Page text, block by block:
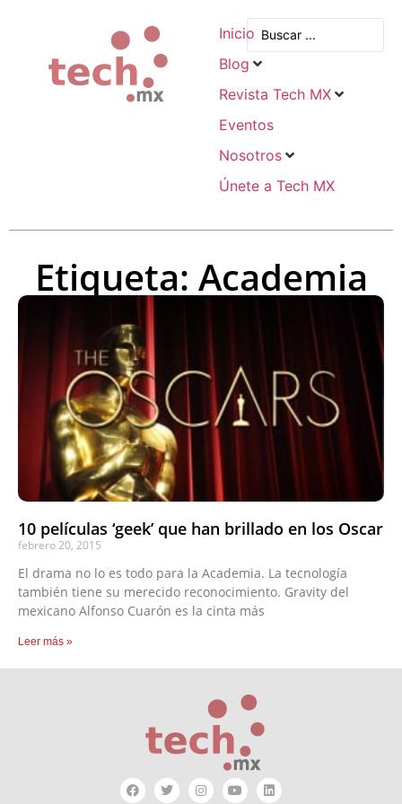
Inicio
Blog
Revista Tech MX
Eventos
Nosotros
Únete a Tech MX
Etiqueta: Academia
10 películas ‘geek’ que han brillado en los Oscar
febrero 20, 2015
El drama no lo es todo para la Academia. La tecnología
también tiene su merecido reconocimiento. Gravity del
mexicano Alfonso Cuarón es la cinta más
Leer más »